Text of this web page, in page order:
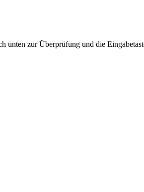
unten zur Überprüfung und die